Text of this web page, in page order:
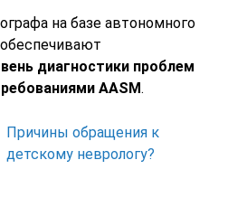
на базе автономного
диагностики проблем
AASM.
Причины обращения к
детскому неврологу?